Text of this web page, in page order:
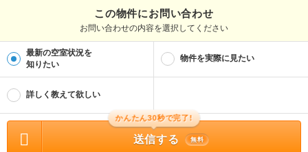
この物件にお問い合わせ
お問い合わせの内容を選択してください
最新の空室状況を
知りたい
物件を実際に見たい
詳しく教えて欲しい
かんたん30秒で完了!
送信する 無料